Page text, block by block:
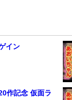
イン
作記念 仮面ラ